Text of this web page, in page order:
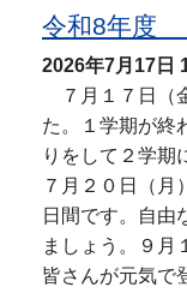
令和8年度
2026年7月17日
７月１７日（
た。１学期が終
りをして２学期
７月２０日（月
日間です。自由
ましょう。９月
皆さんが元気で